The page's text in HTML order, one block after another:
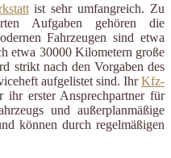
ist sehr umfangreich. Zu
Aufgaben gehören die
Fahrzeugen sind etwa
etwa 30000 Kilometern große
strikt nach den Vorgaben des
aufgelistet sind. IhrKfz-
ihr erster Ansprechpartner für
und außerplanmäßige
können durch regelmäßigen